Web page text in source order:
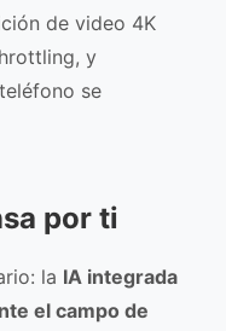
de video 4K
y
se
por ti
la IA integrada
el campo de